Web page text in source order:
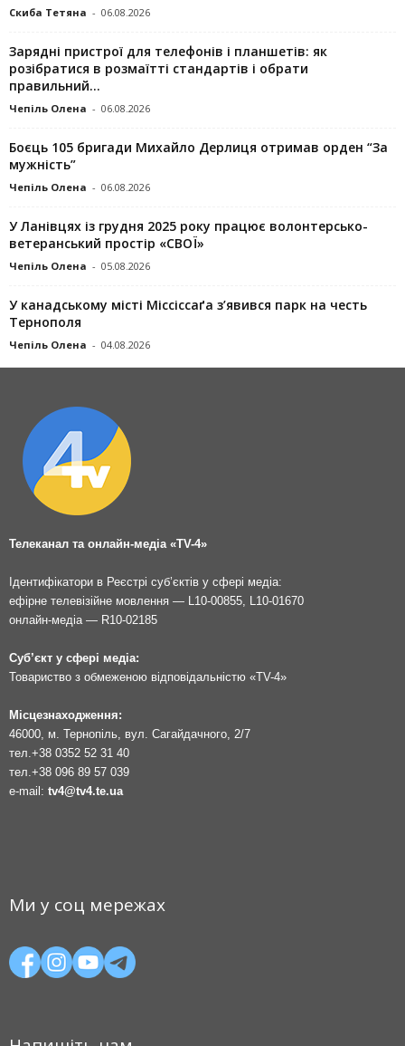
Скиба Тетяна - 06.08.2026
Зарядні пристрої для телефонів і планшетів: як
розібратися в розмаїтті стандартів і обрати
правильний...
Чепіль Олена - 06.08.2026
Боєць 105 бригади Михайло Дерлиця отримав орден “За
мужність”
Чепіль Олена - 06.08.2026
У Ланівцях із грудня 2025 року працює волонтерсько-
ветеранський простір «СВОЇ»
Чепіль Олена - 05.08.2026
У канадському місті Міссіссаґа з’явився парк на честь
Тернополя
Чепіль Олена - 04.08.2026
Телеканал та онлайн-медіа «TV-4»
Ідентифікатори в Реєстрі суб’єктів у сфері медіа:
ефірне телевізійне мовлення — L10-00855, L10-01670
онлайн-медіа — R10-02185
Суб’єкт у сфері медіа:
Товариство з обмеженою відповідальністю «TV-4»
Місцезнаходження:
46000, м. Тернопіль, вул. Сагайдачного, 2/7
тел.+38 0352 52 31 40
тел.+38 096 89 57 039
e-mail: tv4@tv4.te.ua
Ми у соц мережах